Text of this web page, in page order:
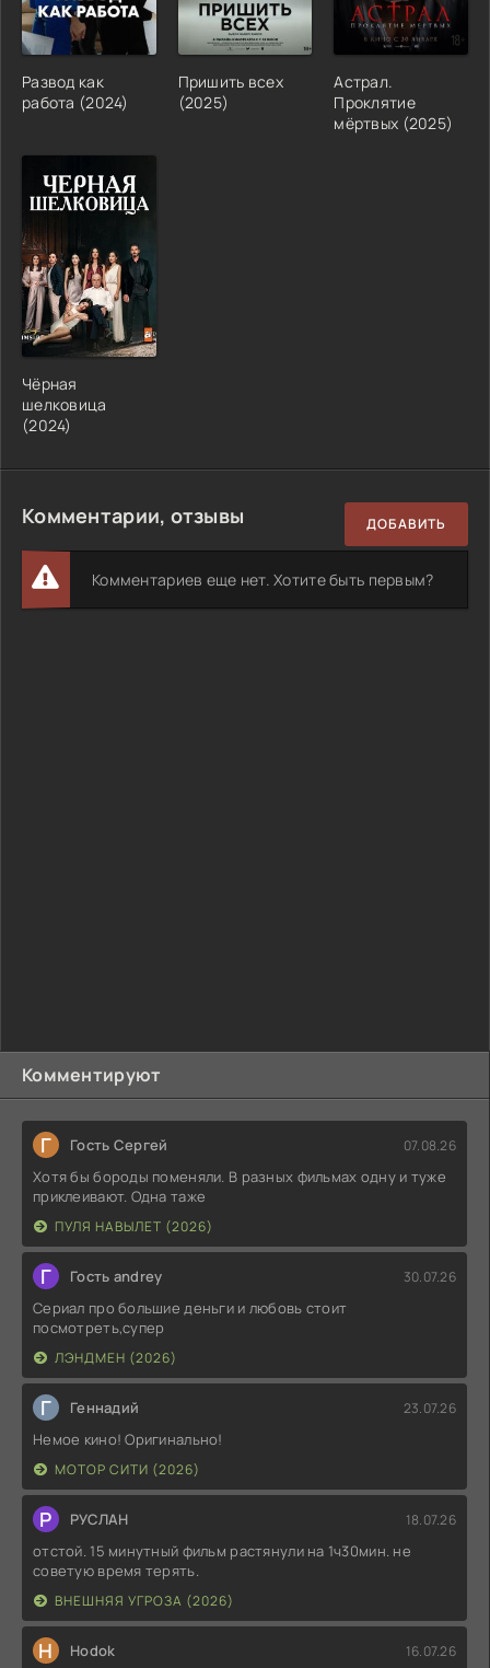
Комментируют
Г Гость Сергей 07.08.26
Хотя бы бороды поменяли. В разных фильмах одну и туже
приклеивают. Одна таже
ПУЛЯ НАВЫЛЕТ (2026)
Г Гость andrey 30.07.26
Сериал про большие деньги и любовь стоит
посмотреть,супер
ЛЭНДМЕН (2026)
Г Геннадий 23.07.26
Немое кино! Оригинально!
МОТОР СИТИ (2026)
Р РУСЛАН 18.07.26
отстой. 15 минутный фильм растянули на 1ч30мин. не
советую время терять.
ВНЕШНЯЯ УГРОЗА (2026)
H Hodok 16.07.26
Развод как
работа (2024)
Пришить всех
(2025)
Астрал.
Проклятие
мёртвых (2025)
Чёрная
шелковица
(2024)
Комментарии, отзывы ДОБАВИТЬ
Комментариев еще нет. Хотите быть первым?